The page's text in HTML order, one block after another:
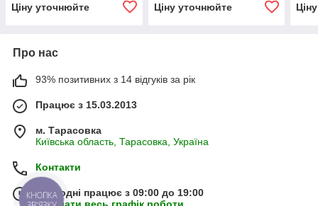
Ціну уточнюйте Ціну уточнюйте
Про нас
93% позитивних з 14 відгуків за рік
Працює з 15.03.2013
м. Тарасовка
Київська область, Тарасовка, Україна
Контакти
Сьогодні працює з 09:00 до 19:00
Показати весь графік роботи
КНОПКА